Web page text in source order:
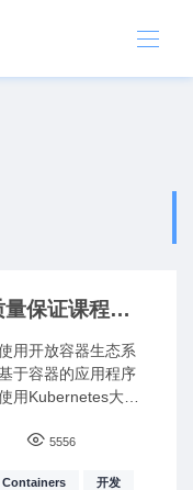
保证课程
用开放容器生态系
于容器的应用程序
用Kubernetes大规
5556
Containers 开发